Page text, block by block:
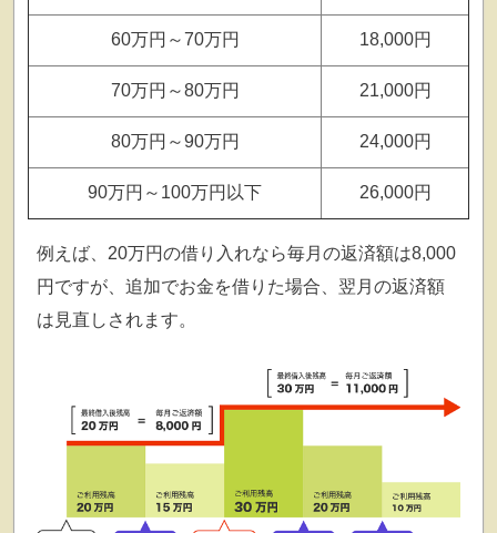
60万円～70万円 18,000円
70万円～80万円 21,000円
80万円～90万円 24,000円
90万円～100万円以下 26,000円
例えば、20万円の借り入れなら毎月の返済額は8,000
円ですが、追加でお金を借りた場合、翌月の返済額
は見直しされます。